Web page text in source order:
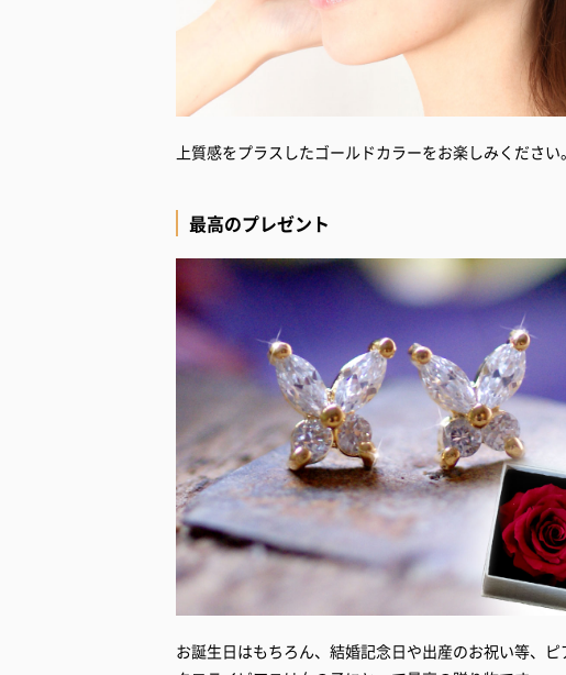
上質感をプラスしたゴールドカラーをお楽しみください。
最高のプレゼント
お誕生日はもちろん、結婚記念日や出産のお祝い等、